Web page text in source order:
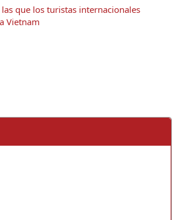
que los turistas internacionales
Vietnam